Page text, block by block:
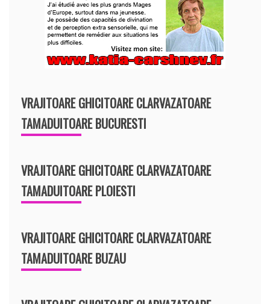
VRAJITOARE GHICITOARE CLARVAZATOARE
TAMADUITOARE BUCURESTI
VRAJITOARE GHICITOARE CLARVAZATOARE
TAMADUITOARE PLOIESTI
VRAJITOARE GHICITOARE CLARVAZATOARE
TAMADUITOARE BUZAU